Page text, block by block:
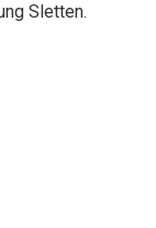
Sletten.